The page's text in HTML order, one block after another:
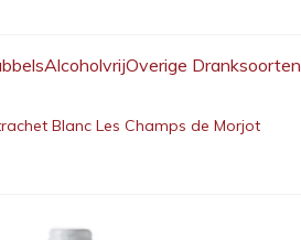
AlcoholvrijOverige Dranksoorten
Blanc Les Champs de Morjot